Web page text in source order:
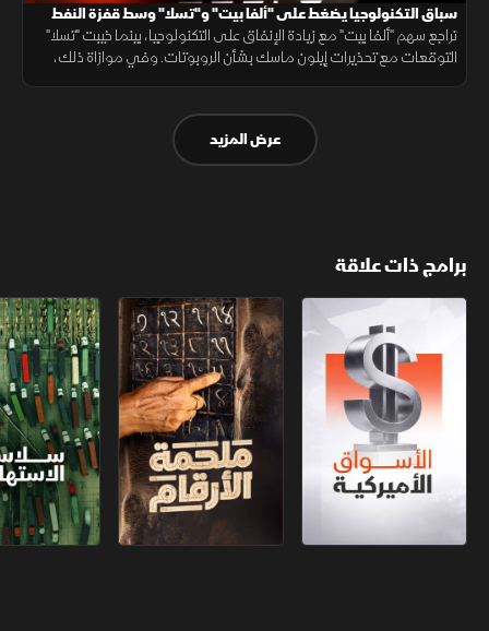
سباق التكنولوجيا يضغط على "ألفا بيت" و"تسلا" وسط قفزة النفط
بسبب التوترات
تراجع سهم "ألفا بيت" مع زيادة الإنفاق على التكنولوجيا، بينما خيبت "تسلا"
التوقعات مع تحذيرات إيلون ماسك بشأن الروبوتات. وفي موازاة ذلك،
عرض المزيد
برامج ذات علاقة
الأسواق الأميركية ملحمة الأرقام سلاسل